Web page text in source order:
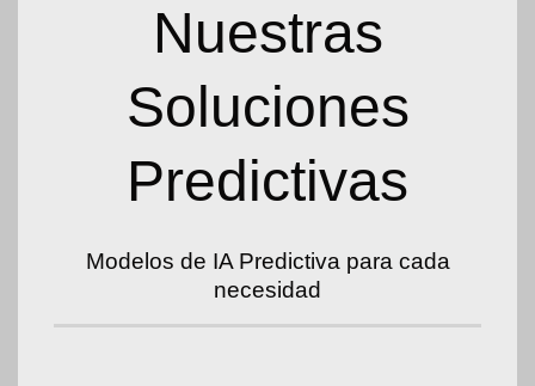
Nuestras
Soluciones
Predictivas
Modelos de IA Predictiva para cada
necesidad